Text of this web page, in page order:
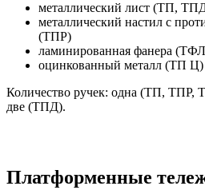
металлический лист (ТП,
металлический настил с
(ТПР)
ламинированная фанера
оцинкованный металл (ТП Ц)
Количество ручек: одна (ТП,
две (ТПД).
Платформенные